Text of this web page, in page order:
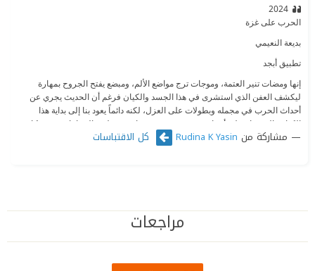
2024
الحرب على غزة
بديعة النعيمي
تطبيق أبجد
إنها ومضات تنير العتمة، وموجات ترج مواضع الألم، ومبضع يفتح الجروح بمهارة
ليكشف العفن الذي استشرى في هذا الجسد والكيان فرغم أن الحديث يجري عن
أحداث الحرب في مجمله وبطولات على العزل، لكنه دائماً يعود بنا إلى بداية هذا
الكيان، الذي قام على أعراض نفسية مرضية وهواجس معلقة بالخرافات، حيث كان
يعاني افراده من مختلف أنواع التمييز على أيدي شعوب اوروبا، التي لم يكفها ذلك
الحرب على غزة -والذي يرسم هُوية تلك المقالات ، حيث يجمع الكتاب مشاعر وحنين
والالم اليومي والفقد مع الكلمات بكلّ طاقاتها وحمولاتها الفكرية ويشحنها المقال
بانفاس كاتبتها النعيمي لاقتناص المعاني ومغزاها الدلالي، فنكتشف كنزاً معرفياً
مشاركة من Rudina K Yasin كل الاقتباسات
مراجعات